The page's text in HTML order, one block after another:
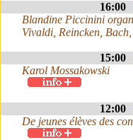
16:00
Blandine Piccinini
Vivaldi, Reincken,
15:00
Karol Mossakowski
12:00
De jeunes élèves des